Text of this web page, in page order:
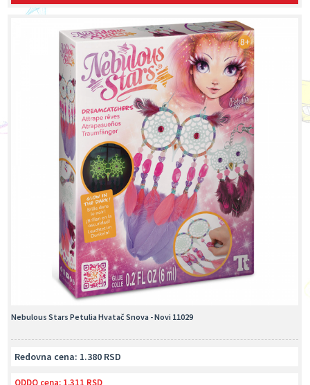
Nebulous Stars Petulia Hvatač Snova - Novi 11029
Redovna cena: 1.380 RSD
ODDO cena: 1.311 RSD